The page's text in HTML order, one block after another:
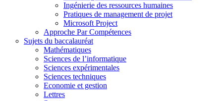
Ingénierie des ressources humaines
Pratiques de management de projet
Microsoft Project
Approche Par Compétences
Sujets du baccalauréat
Mathématiques
Sciences de l’informatique
Sciences expérimentales
Sciences techniques
Economie et gestion
Lettres